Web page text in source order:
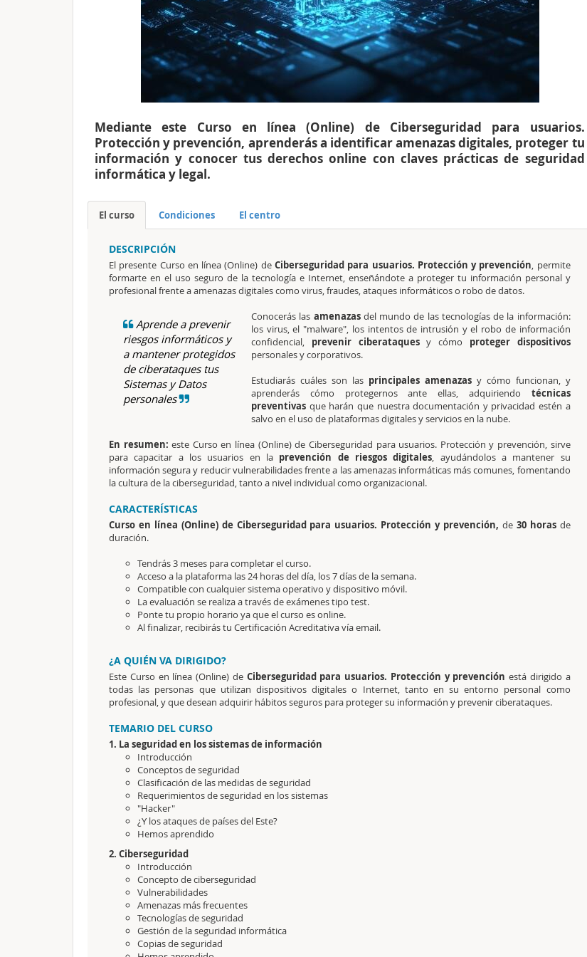
Mediante este Curso en línea (Online) de Ciberseguridad para usuarios.
Protección y prevención, aprenderás a identificar amenazas digitales, proteger tu
información y conocer tus derechos online con claves prácticas de seguridad
informática y legal.
El curso Condiciones El centro
DESCRIPCIÓN
El presente Curso en línea (Online) de Ciberseguridad para usuarios. Protección y prevención, permite
formarte en el uso seguro de la tecnología e Internet, enseñándote a proteger tu información personal y
profesional frente a amenazas digitales como virus, fraudes, ataques informáticos o robo de datos.
Aprende a prevenir
riesgos informáticos y
a mantener protegidos
de ciberataques tus
Sistemas y Datos
personales
Conocerás las amenazasdel mundo de las tecnologías de la información:
los virus, el "malware", los intentos de intrusión y el robo de información
confidencial, prevenir ciberataquesy cómo proteger dispositivos
personales y corporativos.
Estudiarás cuáles son las principales amenazasy cómo funcionan, y
aprenderás cómo protegernos ante ellas, adquiriendo técnicas
preventivas que harán que nuestra documentación y privacidad estén a
salvo en el uso de plataformas digitales y servicios en la nube.
En resumen: este Curso en línea (Online) de Ciberseguridad para usuarios. Protección y prevención, sirve
para capacitar a los usuarios en la prevención de riesgos digitales, ayudándolos a mantener su
información segura y reducir vulnerabilidades frente a las amenazas informáticas más comunes, fomentando
la cultura de la ciberseguridad, tanto a nivel individual como organizacional.
CARACTERÍSTICAS
Curso en línea (Online) de Ciberseguridad para usuarios. Protección y prevención, de30 horasde
duración.
Tendrás 3 meses para completar el curso.
Acceso a la plataforma las 24 horas del día, los 7 días de la semana.
Compatible con cualquier sistema operativo y dispositivo móvil.
La evaluación se realiza a través de exámenes tipo test.
Ponte tu propio horario ya que el curso es online.
Al finalizar, recibirás tu Certificación Acreditativavía email.
¿A QUIÉN VA DIRIGIDO?
Este Curso en línea (Online) de Ciberseguridad para usuarios. Protección y prevención está dirigido a
todas las personas que utilizan dispositivos digitales o Internet, tanto en su entorno personal como
profesional, y que desean adquirir hábitos seguros para proteger su información y prevenir ciberataques.
TEMARIO DEL CURSO
1. La seguridad en los sistemas de información
Introducción
Conceptos de seguridad
Clasificación de las medidas de seguridad
Requerimientos de seguridad en los sistemas
"Hacker"
¿Y los ataques de países del Este?
Hemos aprendido
2. Ciberseguridad
Introducción
Concepto de ciberseguridad
Vulnerabilidades
Amenazas más frecuentes
Tecnologías de seguridad
Gestión de la seguridad informática
Copias de seguridad